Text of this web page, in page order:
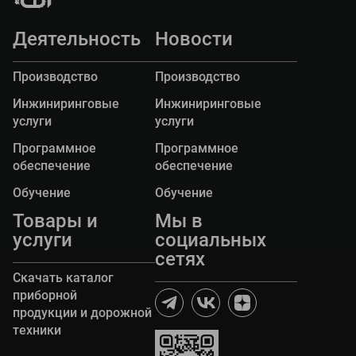
параметров дорожного движения и
формирования комплекса мероприятий,
направленных на обеспечение эффективной и
безопасной организации движения для всех её
Разработка и корректировка проектов ОДД
Разработка проектов организации дорожного
движения
Деятельность
Производство
Инжиниринговые
услуги
Программное
обеспечение
Обучение
Новости
Производство
Инжиниринговые
услуги
Программное
обеспечение
Обучение
Товары и
услуги
Скачать каталог
приборной
продукции и дорожной
техники
Мы в
социальных
сетях